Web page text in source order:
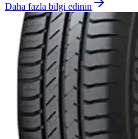
Daha fazla bilgi edinin